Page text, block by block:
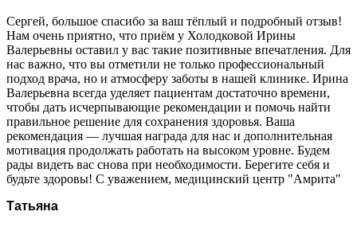
Сергей, большое спасибо за ваш тёплый и подробный отзыв!
Нам очень приятно, что приём у Холодковой Ирины
Валерьевны оставил у вас такие позитивные впечатления. Для
нас важно, что вы отметили не только профессиональный
подход врача, но и атмосферу заботы в нашей клинике. Ирина
Валерьевна всегда уделяет пациентам достаточно времени,
чтобы дать исчерпывающие рекомендации и помочь найти
правильное решение для сохранения здоровья. Ваша
рекомендация — лучшая награда для нас и дополнительная
мотивация продолжать работать на высоком уровне. Будем
рады видеть вас снова при необходимости. Берегите себя и
будьте здоровы! С уважением, медицинский центр "Амрита"
Татьяна